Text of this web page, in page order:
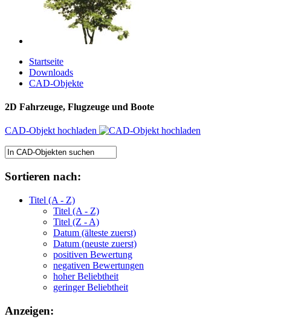
Startseite
Downloads
CAD-Objekte
2D Fahrzeuge, Flugzeuge und Boote
CAD-Objekt hochladen
Sortieren nach:
Titel (A - Z)
Titel (A - Z)
Titel (Z - A)
Datum (älteste zuerst)
Datum (neuste zuerst)
positiven Bewertung
negativen Bewertungen
hoher Beliebtheit
geringer Beliebtheit
Anzeigen: